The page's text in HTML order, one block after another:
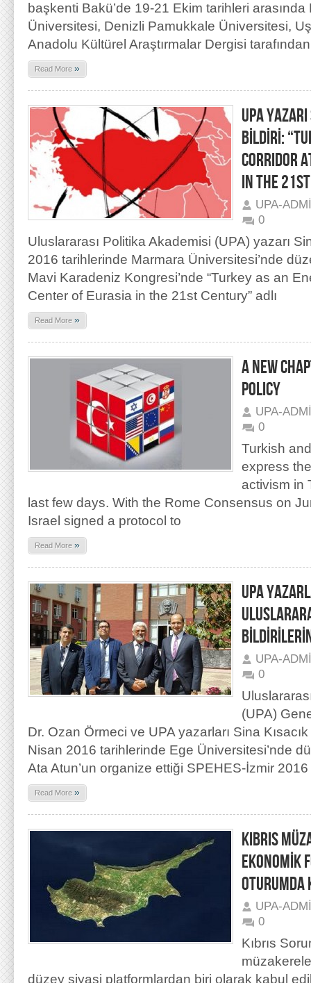
başkenti Bakü’de 19-21 Ekim tarihleri
Üniversitesi, Denizli Pamukkale Üniversitesi,
Anadolu Kültürel Araştırmalar Dergisi
Read More »
UPA
BİLDİRİ:
CORRIDOR
IN THE
UPA-
0
Uluslararası Politika Akademisi (UPA) yazarı
2016 tarihlerinde Marmara Üniversitesi’nde
Mavi Karadeniz Kongresi’nde “Turkey as an
Center of Eurasia in the 21st Century” adlı
Read More »
A NEW
POLICY
UPA-
0
Turkish
express
activism in
last few days. With the Rome Consensus on
Israel signed a protocol to
Read More »
UPA
UPA-
0
(UPA)
Dr. Ozan Örmeci ve UPA yazarları Sina
Nisan 2016 tarihlerinde Ege Üniversitesi’nde
Ata Atun’un organize ettiği SPEHES-İzmir 2016
Read More »
KIBRIS
EKONOMİK
OTURUMDA
UPA-
0
Kıbrıs
düzey siyasi platformlardan biri olarak kabul